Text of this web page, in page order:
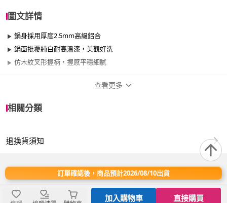
圖文詳情
鍋身採用厚度2.5mm高級鋁合
鍋面批覆純白耐高溫漆，美觀好洗
仿木紋叉形握柄，握感平穩細膩
尺寸
材質 其他合金
適用於 電磁爐、瓦斯爐、電陶爐、黑晶爐、滷素爐
查看更多
相關分類
退換貨須知
訂單確認後，商品預計2026/08/10出貨
加入購物車 直接購買